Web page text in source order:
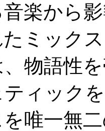
楽から
ミック
物語性
ィック
唯一無